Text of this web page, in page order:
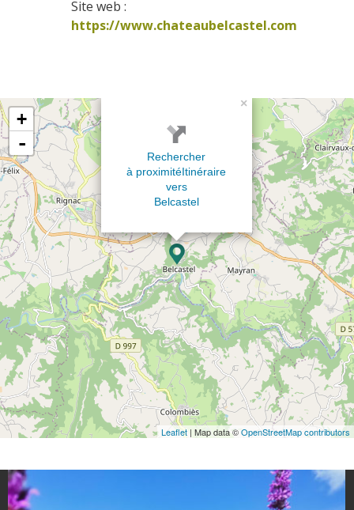
https://www.chateaubelcastel.com
×
Rechercher
à proximitéItinéraire
vers
Belcastel
+
-
Leaflet | Map data ©OpenStreetMap contributors